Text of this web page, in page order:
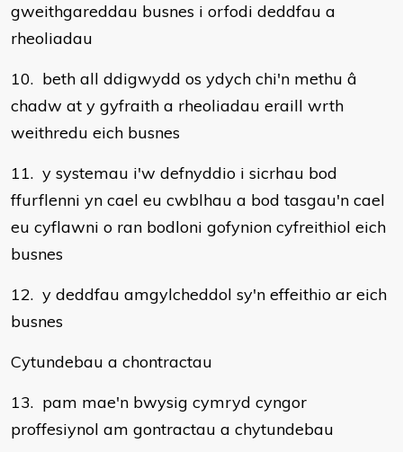
gweithgareddau busnes i orfodi deddfau a
rheoliadau
10. beth all ddigwydd os ydych chi'n methu â
chadw at y gyfraith a rheoliadau eraill wrth
weithredu eich busnes
11. y systemau i'w defnyddio i sicrhau bod
ffurflenni yn cael eu cwblhau a bod tasgau'n cael
eu cyflawni o ran bodloni gofynion cyfreithiol eich
busnes
12. y deddfau amgylcheddol sy'n effeithio ar eich
busnes
Cytundebau a chontractau
13. pam mae'n bwysig cymryd cyngor
proffesiynol am gontractau a chytundebau